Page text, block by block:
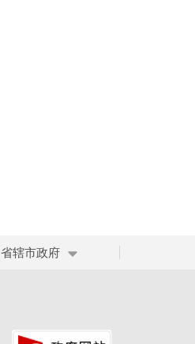
省辖市政府